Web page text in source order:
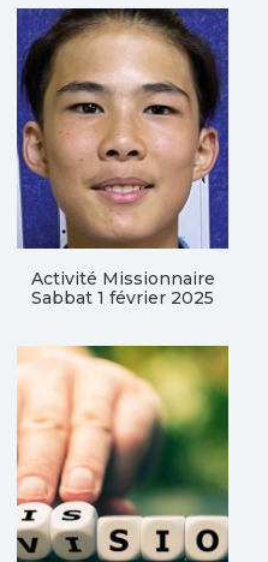
Activité Missionnaire
Sabbat 1 février 2025